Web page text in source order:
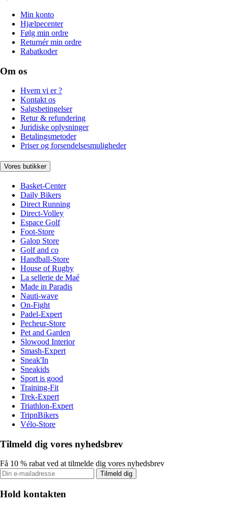
Min konto
Hjælpecenter
Følg min ordre
Returnér min ordre
Rabatkoder
Om os
Hvem vi er ?
Kontakt os
Salgsbetingelser
Retur & refundering
Juridiske oplysninger
Betalingsmetoder
Priser og forsendelsesmuligheder
Vores butikker
Basket-Center
Daily Bikers
Direct Running
Direct-Volley
Espace Golf
Foot-Store
Galop Store
Golf and co
Handball-Store
House of Rugby
La sellerie de Maé
Made in Paradis
Nauti-wave
On-Fight
Padel-Expert
Pecheur-Store
Pet and Garden
Slowood Interior
Smash-Expert
Sneak'In
Sneakids
Sport is good
Training-Fit
Trek-Expert
Triathlon-Expert
TripnBikers
Vélo-Store
Tilmeld dig vores nyhedsbrev
Få 10 % rabat ved at tilmelde dig vores nyhedsbrev
Tilmeld dig
Hold kontakten